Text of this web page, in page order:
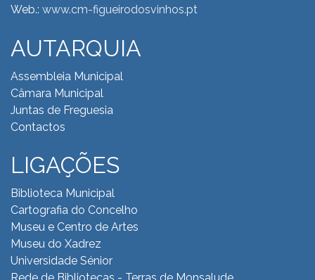
Web.: www.cm-figueirodosvinhos.pt
AUTARQUIA
Assembleia Municipal
Câmara Municipal
Juntas de Freguesia
Contactos
LIGAÇÕES
Biblioteca Municipal
Cartografia do Concelho
Museu e Centro de Artes
Museu do Xadrez
Universidade Sénior